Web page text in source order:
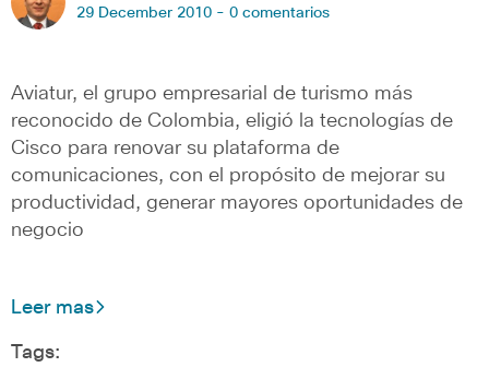
29 December 2010 - 0 comentarios
Aviatur, el grupo empresarial de turismo más
reconocido de Colombia, eligió la tecnologías de
Cisco para renovar su plataforma de
comunicaciones, con el propósito de mejorar su
productividad, generar mayores oportunidades de
negocio
Leer mas
Tags: